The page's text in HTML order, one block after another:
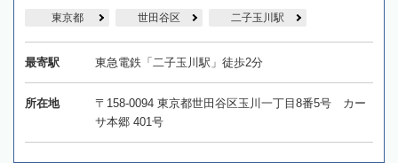
東京都 世田谷区 二子玉川駅
最寄駅 東急電鉄「二子玉川駅」徒歩2分
所在地
〒158-0094 東京都世田谷区玉川一丁目8番5号 カー
サ本郷 401号